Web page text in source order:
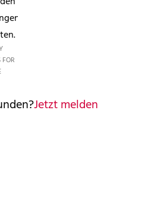
Jetzt melden